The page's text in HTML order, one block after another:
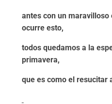
antes con un maravilloso
ocurre esto,
todos quedamos a la
primavera,
que es como el resucitar